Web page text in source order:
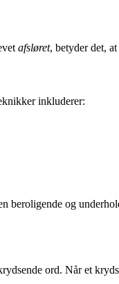
afsløret, betyder det,
inkluderer:
beroligende og
ord. Når et